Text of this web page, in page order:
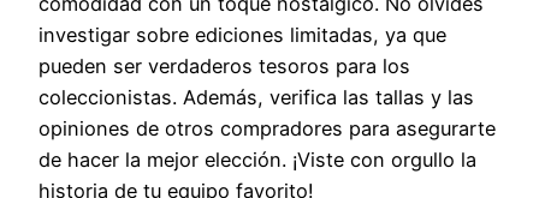
investigar sobre ediciones limitadas, ya que
pueden ser verdaderos tesoros para los
coleccionistas. Además, verifica las tallas y las
opiniones de otros compradores para asegurarte
de hacer la mejor elección. ¡Viste con orgullo la
historia de tu equipo favorito!